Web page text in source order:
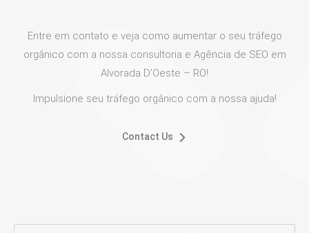
Entre em contato e veja como aumentar o seu tráfego
orgânico com a nossa consultoria e Agência de SEO em
Alvorada D’Oeste – RO!
Impulsione seu tráfego orgânico com a nossa ajuda!
Contact Us